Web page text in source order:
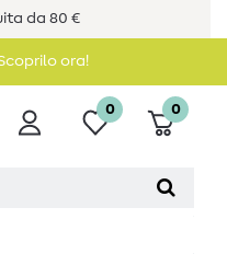
da 80 €
ora!
0 0